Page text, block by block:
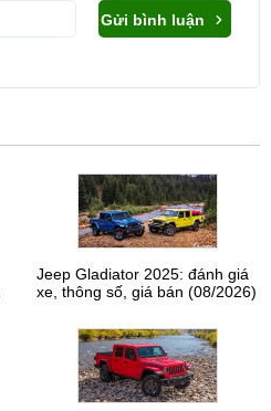
Gửi bình luận
Jeep Gladiator 2025: đánh giá
xe, thông số, giá bán (08/2026)